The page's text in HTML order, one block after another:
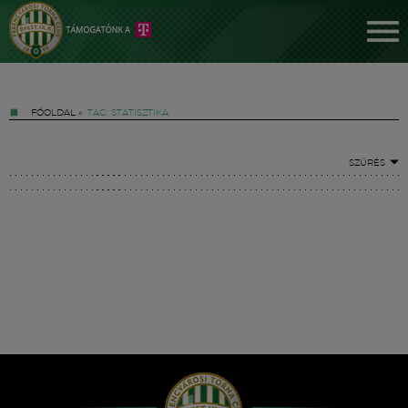
FŐOLDAL » TAG: STATISZTIKA
SZŰRÉS
Hírek